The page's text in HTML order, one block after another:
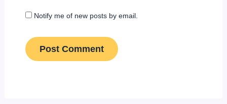
Notify me of new posts by email.